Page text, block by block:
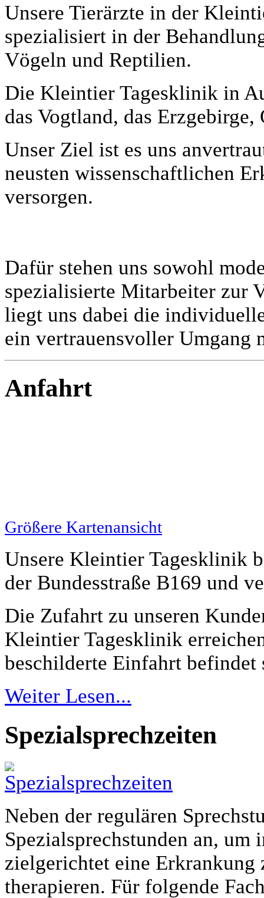
Unsere Tierärzte in der
spezialisiert in der
Vögeln und Reptilien.
Die Kleintier Tagesklinik in
das Vogtland, das
Unser Ziel ist es uns
neusten wissenschaftlichen
versorgen.
Dafür stehen uns sowohl
spezialisierte Mitarbeiter zur
liegt uns dabei die
ein vertrauensvoller Umgang
Anfahrt
Größere Kartenansicht
Unsere Kleintier Tagesklinik
der Bundesstraße B169 und
Die Zufahrt zu unseren
Kleintier Tagesklinik
beschilderte Einfahrt befindet
Weiter Lesen...
Spezialsprechzeiten
Neben der regulären
Spezialsprechstunden an,
zielgerichtet eine Erkrankung
therapieren. Für folgende